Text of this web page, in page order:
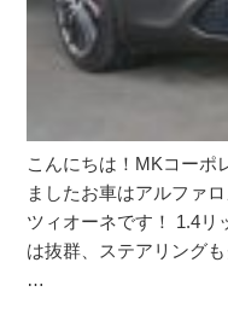
こんにちは！MKコーポ
ましたお車はアルファ
ツィオーネです！ 1.4リ
は抜群、ステアリング
…